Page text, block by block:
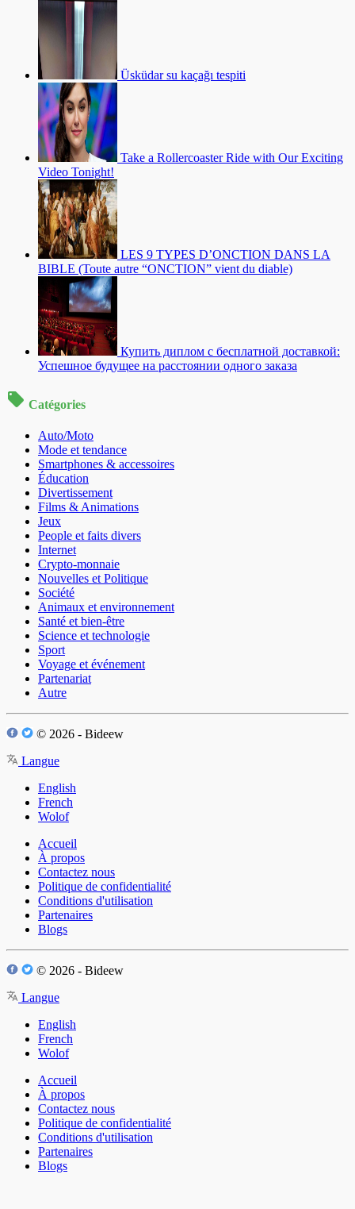
Üsküdar su kaçağı tespiti
Take a Rollercoaster Ride with Our Exciting
Video Tonight!
LES 9 TYPES D’ONCTION DANS LA
BIBLE (Toute autre “ONCTION” vient du diable)
Купить диплом с бесплатной доставкой:
Успешное будущее на расстоянии одного заказа
Catégories
Auto/Moto
Mode et tendance
Smartphones & accessoires
Éducation
Divertissement
Films & Animations
Jeux
People et faits divers
Internet
Crypto-monnaie
Nouvelles et Politique
Société
Animaux et environnement
Santé et bien-être
Science et technologie
Sport
Voyage et événement
Partenariat
Autre
© 2026 - Bideew
Langue
English
French
Wolof
Accueil
À propos
Contactez nous
Politique de confidentialité
Conditions d'utilisation
Partenaires
Blogs
© 2026 - Bideew
Langue
English
French
Wolof
Accueil
À propos
Contactez nous
Politique de confidentialité
Conditions d'utilisation
Partenaires
Blogs